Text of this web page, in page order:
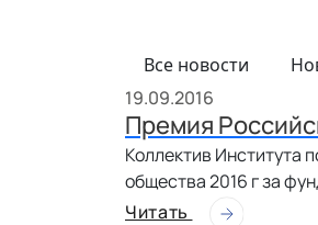
Все новости
19.09.2016
Премия
Коллектив Института
общества 2016 г за
Читать